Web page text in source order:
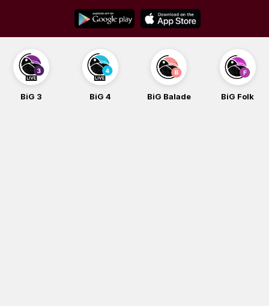
content
BiG 3 BiG 4 BiG Balade BiG Folk